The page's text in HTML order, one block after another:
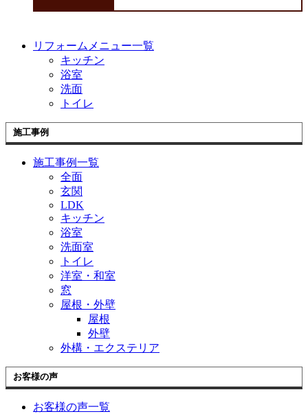
リフォームメニュー一覧
キッチン
浴室
洗面
トイレ
施工事例
施工事例一覧
全面
玄関
LDK
キッチン
浴室
洗面室
トイレ
洋室・和室
窓
屋根・外壁
屋根
外壁
外構・エクステリア
お客様の声
お客様の声一覧